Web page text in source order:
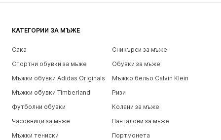
КАТЕГОРИИ ЗА МЪЖЕ
Сака
Сникърси за мъже
Спортни обувки за мъже
Обувки за мъже
Мъжки обувки Adidas Originals
Мъжко бельо Calvin Klein
Мъжки обувки Timberland
Ризи
Футболни обувки
Колани за мъже
Часовници за мъже
Панталони за мъже
Мъжки тениски
Портмонета